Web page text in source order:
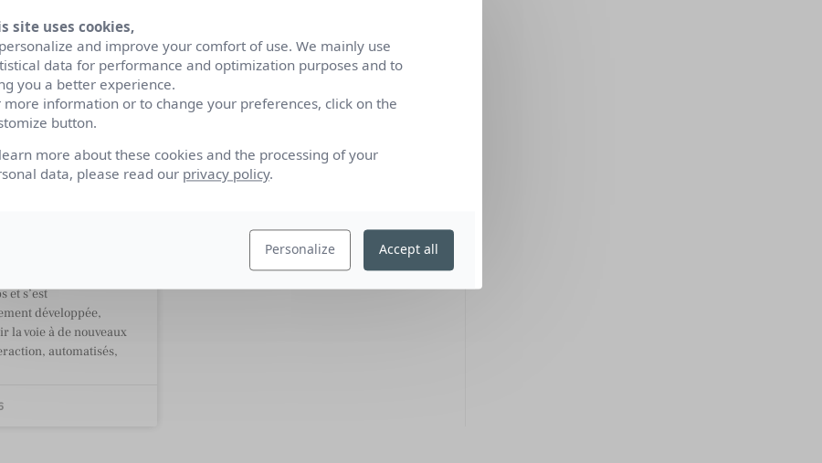
: vers
?
artificielle est rentrée
depuis un
et s’est
développée,
la voie à de nouveaux
automatisés,
site uses cookies,
and improve your comfort of use. We mainly use
data for performance and optimization purposes and to
you a better experience.
more information or to change your preferences, click on the
button.
more about these cookies and the processing of your
data, please read our privacy policy.
Personalize Accept all